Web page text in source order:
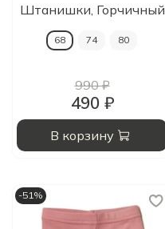
Штанишки, Горчичный
68 74 80
990 ₽
490 ₽
В корзину
-51%